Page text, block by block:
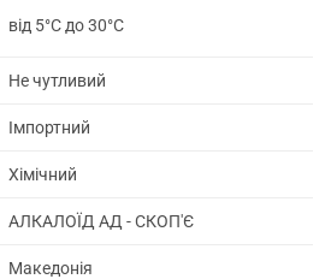
від 5°C до 30°C
Не чутливий
Імпортний
Хімічний
АЛКАЛОЇД АД - СКОП'Є
Македонія